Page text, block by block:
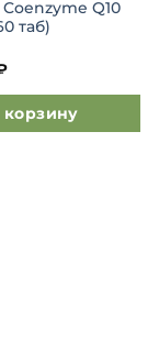
Q10
таб)
корзину